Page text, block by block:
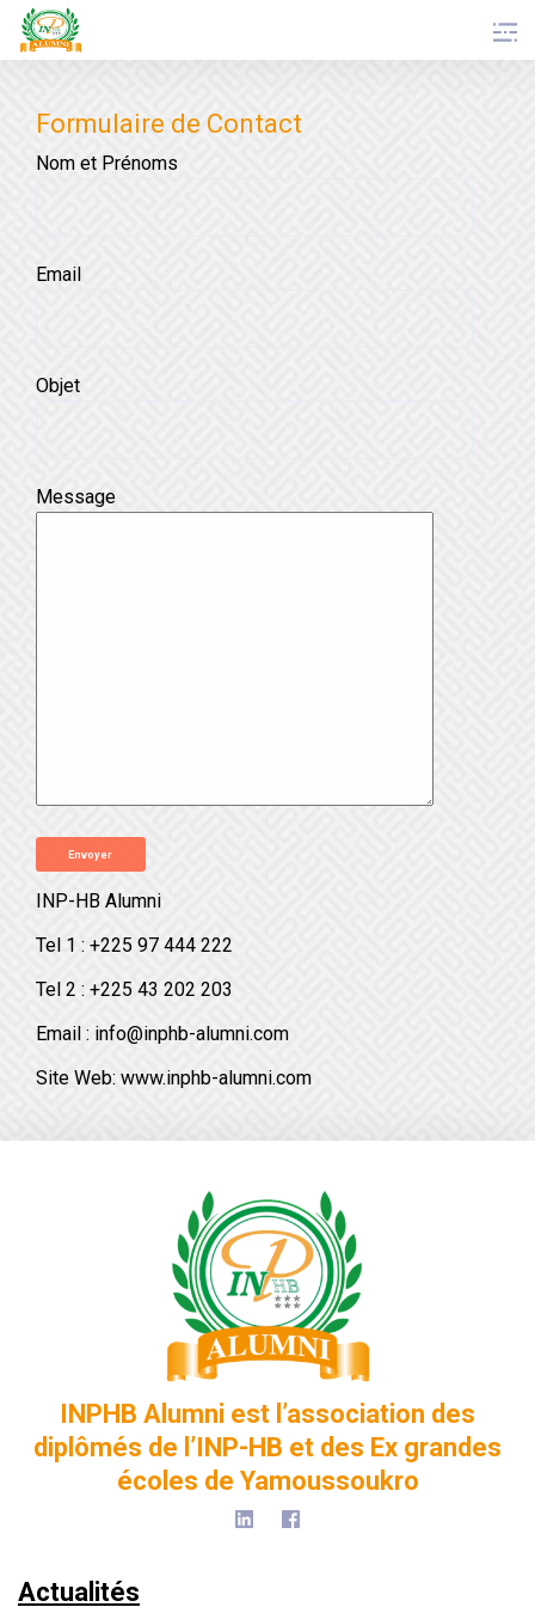
Skip
Formulaire de Contact
Nom et Prénoms
Email
Objet
Message
INP-HB Alumni
Tel 1 : +225 97 444 222
Tel 2 : +225 43 202 203
Email : info@inphb-alumni.com
Site Web: www.inphb-alumni.com
INPHB Alumni est l’association des
diplômés de l’INP-HB et des Ex grandes
écoles de Yamoussoukro
Actualités